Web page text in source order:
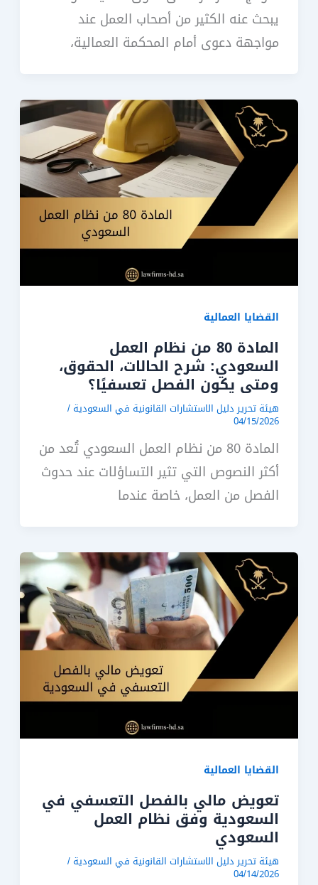
يبحث عنه الكثير من أصحاب العمل عند
مواجهة دعوى أمام المحكمة العمالية،
القضايا العمالية
المادة 80 من نظام العمل
السعودي: شرح الحالات، الحقوق،
ومتى يكون الفصل تعسفيًا؟
هيئة تحرير دليل الاستشارات القانونية في السعودية /
04/15/2026
المادة 80 من نظام العمل السعودي تُعد من
أكثر النصوص التي تثير التساؤلات عند حدوث
الفصل من العمل، خاصة عندما
القضايا العمالية
تعويض مالي بالفصل التعسفي في
السعودية وفق نظام العمل
السعودي
هيئة تحرير دليل الاستشارات القانونية في السعودية /
04/14/2026